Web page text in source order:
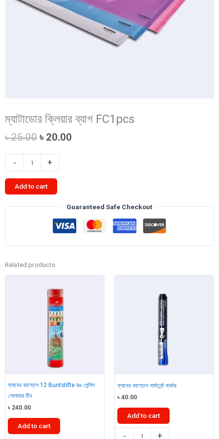
ম্যাটাডোর ক্লিয়ার ব্যাগ FC1pcs
৳25.00 Original
was:
৳ 25.00.
৳ 20.00
-
ক্লিয়ার
ব্যাগ
FC1pcs
+
Add to cart
Guaranteed Safe Checkout
Related products
ফ্যাবের কাস্তেল 12 Buntstifte রঙ পেন্সিল
গোলাকার টিন
৳ 240.00
Add to cart
ফ্যাবের কাস্তেল পার্মানেন্ট মার্কার
৳ 40.00
Add to cart
- +